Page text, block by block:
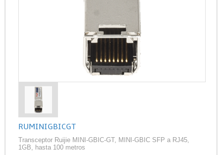
RUMINIGBICGT
Transceptor Ruijie MINI-GBIC-GT, MINI-GBIC SFP a RJ45,
1GB, hasta 100 metros